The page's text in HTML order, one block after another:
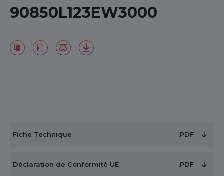
90850L123EW3000
Fiche Technique .PDF
Déclaration de Conformité UE .PDF